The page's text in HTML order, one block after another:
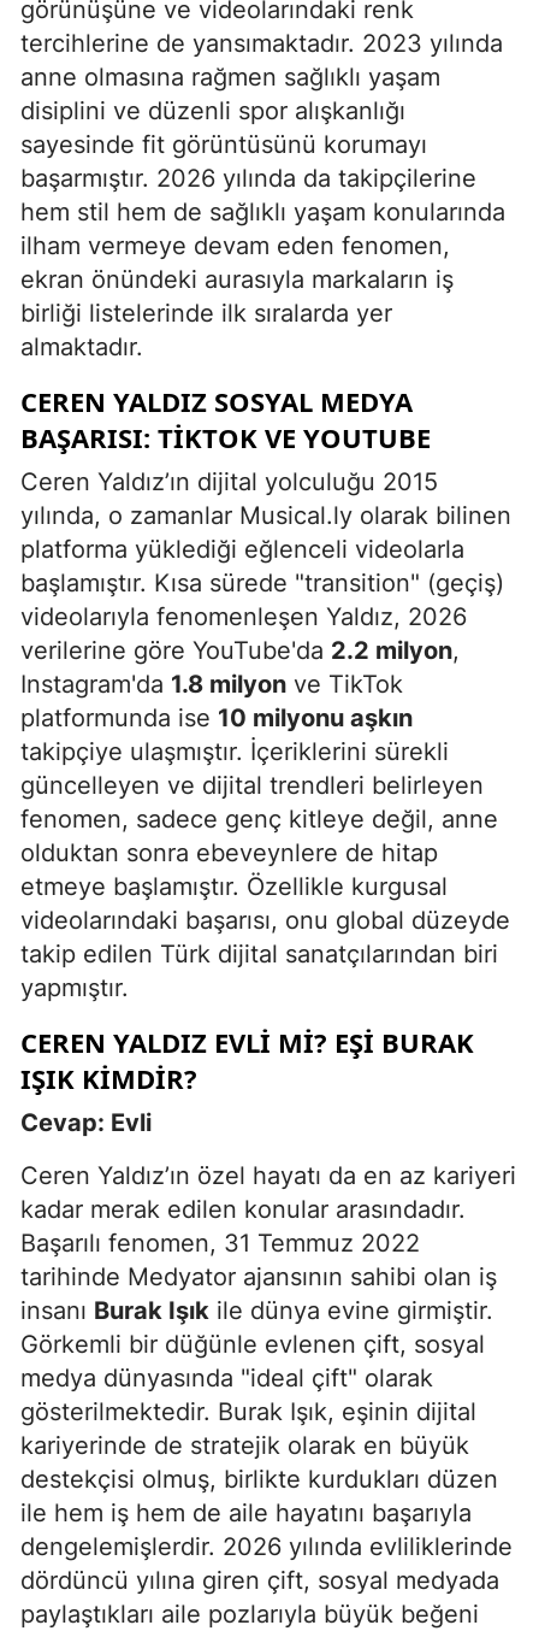
görünüşüne ve videolarındaki renk
tercihlerine de yansımaktadır. 2023 yılında
anne olmasına rağmen sağlıklı yaşam
disiplini ve düzenli spor alışkanlığı
sayesinde fit görüntüsünü korumayı
başarmıştır. 2026 yılında da takipçilerine
hem stil hem de sağlıklı yaşam konularında
ilham vermeye devam eden fenomen,
ekran önündeki aurasıyla markaların iş
birliği listelerinde ilk sıralarda yer
almaktadır.
CEREN YALDIZ SOSYAL MEDYA
BAŞARISI: TIKTOK VE YOUTUBE
Ceren Yaldız’ın dijital yolculuğu 2015
yılında, o zamanlar Musical.ly olarak bilinen
platforma yüklediği eğlenceli videolarla
başlamıştır. Kısa sürede "transition" (geçiş)
videolarıyla fenomenleşen Yaldız, 2026
verilerine göre YouTube'da 2.2 milyon,
Instagram'da 1.8 milyon ve TikTok
platformunda ise 10 milyonu aşkın
takipçiye ulaşmıştır. İçeriklerini sürekli
güncelleyen ve dijital trendleri belirleyen
fenomen, sadece genç kitleye değil, anne
olduktan sonra ebeveynlere de hitap
etmeye başlamıştır. Özellikle kurgusal
videolarındaki başarısı, onu global düzeyde
takip edilen Türk dijital sanatçılarından biri
yapmıştır.
CEREN YALDIZ EVLI MI? EŞI BURAK
IŞIK KIMDIR?
Cevap: Evli
Ceren Yaldız’ın özel hayatı da en az kariyeri
kadar merak edilen konular arasındadır.
Başarılı fenomen, 31 Temmuz 2022
tarihinde Medyator ajansının sahibi olan iş
insanı Burak Işık ile dünya evine girmiştir.
Görkemli bir düğünle evlenen çift, sosyal
medya dünyasında "ideal çift" olarak
gösterilmektedir. Burak Işık, eşinin dijital
kariyerinde de stratejik olarak en büyük
destekçisi olmuş, birlikte kurdukları düzen
ile hem iş hem de aile hayatını başarıyla
dengelemişlerdir. 2026 yılında evliliklerinde
dördüncü yılına giren çift, sosyal medyada
paylaştıkları aile pozlarıyla büyük beğeni